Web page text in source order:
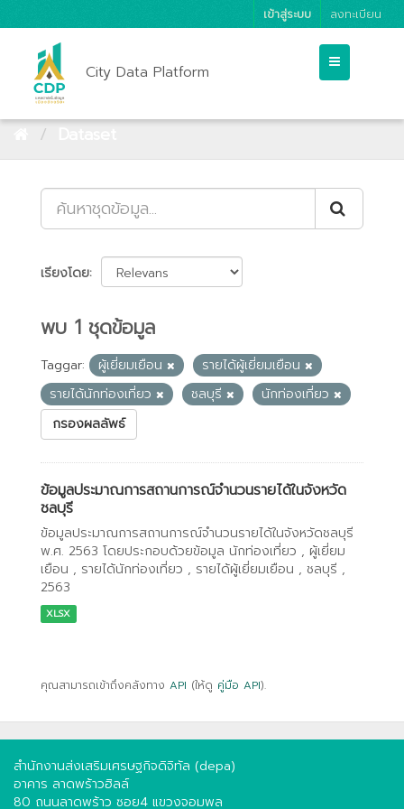
เข้าสู่ระบบ ลงทะเบียน
City Data Platform
เรียงโดย
พบ 1 ชุดข้อมูล
Taggar: ผู้เยี่ยมเยือน
รายได้ผู้เยี่ยมเยือน
รายได้นักท่องเที่ยว
ชลบุรี
นักท่องเที่ยว
กรองผลลัพธ์
ข้อมูลประมาณการสถานการณ์จำนวนรายได้ในจังหวัด
ชลบุรี
ข้อมูลประมาณการสถานการณ์จำนวนรายได้ในจังหวัดชลบุรี
พ.ศ. 2563 โดยประกอบด้วยข้อมูล นักท่องเที่ยว , ผู้เยี่ยม
เยือน , รายได้นักท่องเที่ยว , รายได้ผู้เยี่ยมเยือน , ชลบุรี ,
2563
XLSX
คุณสามารถเข้าถึงคลังทาง API (ให้ดู คู่มือ API).
สำนักงานส่งเสริมเศรษฐกิจดิจิทัล (depa)
อาคาร ลาดพร้าวฮิลล์
80 ถนนลาดพร้าว ซอย4 แขวงจอมพล